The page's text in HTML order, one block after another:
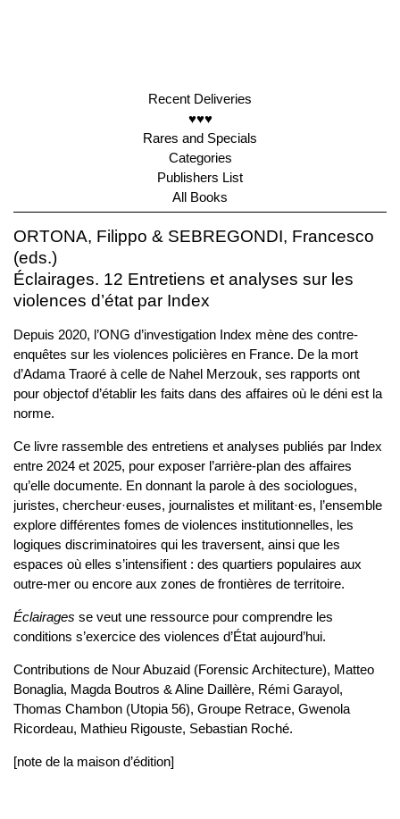
Recent Deliveries
♥♥♥
Rares and Specials
Categories
Publishers List
All Books
ORTONA, Filippo & SEBREGONDI, Francesco
(eds.)
Éclairages. 12 Entretiens et analyses sur les
violences d’état par Index
Depuis 2020, l’ONG d’investigation Index mène des contre-
enquêtes sur les violences policières en France. De la mort
d’Adama Traoré à celle de Nahel Merzouk, ses rapports ont
pour objectof d’établir les faits dans des affaires où le déni est la
norme.
Ce livre rassemble des entretiens et analyses publiés par Index
entre 2024 et 2025, pour exposer l’arrière-plan des affaires
qu’elle documente. En donnant la parole à des sociologues,
juristes, chercheur·euses, journalistes et militant·es, l’ensemble
explore différentes fomes de violences institutionnelles, les
logiques discriminatoires qui les traversent, ainsi que les
espaces où elles s’intensifient : des quartiers populaires aux
outre-mer ou encore aux zones de frontières de territoire.
Éclairages se veut une ressource pour comprendre les
conditions s’exercice des violences d’État aujourd’hui.
Contributions de Nour Abuzaid (Forensic Architecture), Matteo
Bonaglia, Magda Boutros & Aline Daillère, Rémi Garayol,
Thomas Chambon (Utopia 56), Groupe Retrace, Gwenola
Ricordeau, Mathieu Rigouste, Sebastian Roché.
[note de la maison d’édition]